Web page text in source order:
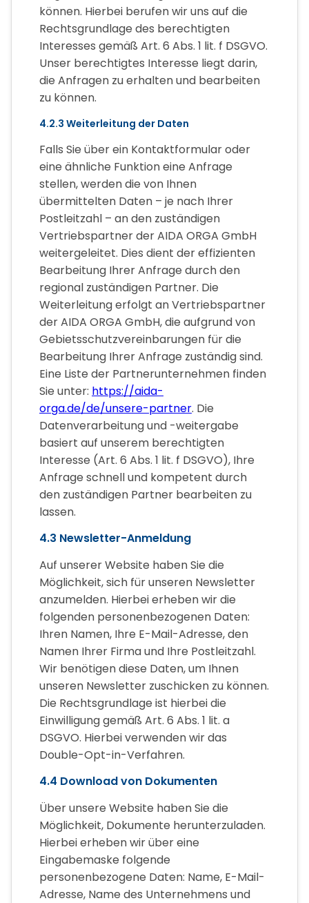
können. Hierbei berufen wir uns auf die
Rechtsgrundlage des berechtigten
Interesses gemäß Art. 6 Abs. 1 lit. f DSGVO.
Unser berechtigtes Interesse liegt darin,
die Anfragen zu erhalten und bearbeiten
zu können.
4.2.3 Weiterleitung der Daten
Falls Sie über ein Kontaktformular oder
eine ähnliche Funktion eine Anfrage
stellen, werden die von Ihnen
übermittelten Daten – je nach Ihrer
Postleitzahl – an den zuständigen
Vertriebspartner der AIDA ORGA GmbH
weitergeleitet. Dies dient der effizienten
Bearbeitung Ihrer Anfrage durch den
regional zuständigen Partner. Die
Weiterleitung erfolgt an Vertriebspartner
der AIDA ORGA GmbH, die aufgrund von
Gebietsschutzvereinbarungen für die
Bearbeitung Ihrer Anfrage zuständig sind.
Eine Liste der Partnerunternehmen finden
Sie unter: https://aida-
orga.de/de/unsere-partner. Die
Datenverarbeitung und -weitergabe
basiert auf unserem berechtigten
Interesse (Art. 6 Abs. 1 lit. f DSGVO), Ihre
Anfrage schnell und kompetent durch
den zuständigen Partner bearbeiten zu
lassen.
4.3 Newsletter-Anmeldung
Auf unserer Website haben Sie die
Möglichkeit, sich für unseren Newsletter
anzumelden. Hierbei erheben wir die
folgenden personenbezogenen Daten:
Ihren Namen, Ihre E-Mail-Adresse, den
Namen Ihrer Firma und Ihre Postleitzahl.
Wir benötigen diese Daten, um Ihnen
unseren Newsletter zuschicken zu können.
Die Rechtsgrundlage ist hierbei die
Einwilligung gemäß Art. 6 Abs. 1 lit. a
DSGVO. Hierbei verwenden wir das
Double-Opt-in-Verfahren.
4.4 Download von Dokumenten
Über unsere Website haben Sie die
Möglichkeit, Dokumente herunterzuladen.
Hierbei erheben wir über eine
Eingabemaske folgende
personenbezogene Daten: Name, E-Mail-
Adresse, Name des Unternehmens und